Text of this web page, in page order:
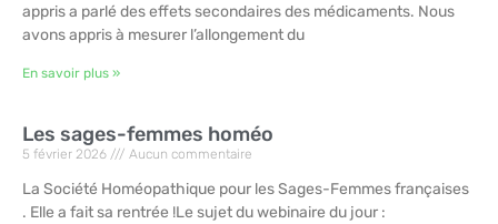
appris a parlé des effets secondaires des médicaments. Nous
avons appris à mesurer l’allongement du
En savoir plus »
Les sages-femmes homéo
5 février 2026 Aucun commentaire
La Société Homéopathique pour les Sages-Femmes françaises
. Elle a fait sa rentrée !Le sujet du webinaire du jour :